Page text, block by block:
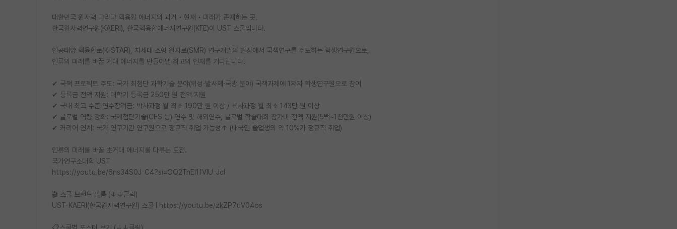
대한민국 원자력 그리고 핵융합 에너지의 과거‧현재‧미래가 존재하는 곳,
한국원자력연구원(KAERI), 한국핵융합에너지연구원(KFE)이 UST 스쿨입니다.
인공태양 핵융합로(K-STAR), 차세대 소형 원자로(SMR) 연구개발의 현장에서 국책연구를 주도하는 학생연구원으로,
인류의 미래를 바꿀 거대 에너지를 만들어낼 최고의 인재를 기다립니다.
✔ 국책 프로젝트 주도: 국가 최첨단 과학기술 분야(위성·발사체·국방 분야) 국책과제에 1저자 학생연구원으로 참여
✔ 등록금 전액 지원: 매학기 등록금 250만 원 전액 지원
✔ 국내 최고 수준 연수장려금: 박사과정 월 최소 190만 원 이상 / 석사과정 월 최소 143만 원 이상
✔ 글로벌 역량 강화: 국제첨단기술(CES 등) 연수 및 해외연수, 글로벌 학술대회 참가비 전액 지원(5백~1천만원 이상)
✔ 커리어 연계: 국가 연구기관 연구원으로 정규직 취업 가능성↑ (내국인 졸업생의 약 10%가 정규직 취업)
인류의 미래를 바꿀 초거대 에너지를 다루는 도전.
국가연구소대학 UST
https://youtu.be/6ns34S0J-C4?si=OQ2TnEI1fVIU-JcI
🎬 스쿨 브랜드 필름 (↓↓클릭)
UST-KAERI(한국원자력연구원) 스쿨 l https://youtu.be/zkZP7uV04os